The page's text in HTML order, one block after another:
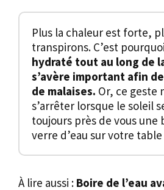
Plus la chaleur est forte,
transpirons. C’est pourquoi
hydraté tout au long de
s’avère important afin
de malaises. Or, ce geste
s’arrêter lorsque le soleil
toujours près de vous une
verre d’eau sur votre
À lire aussi : Boire de l’eau